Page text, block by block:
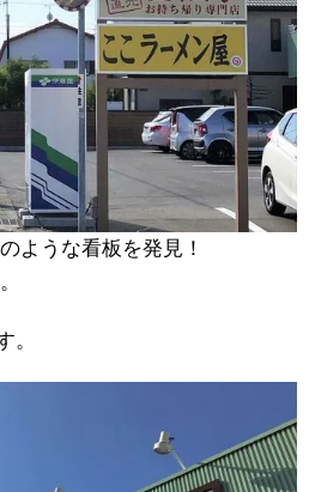
ような看板を発見！
。